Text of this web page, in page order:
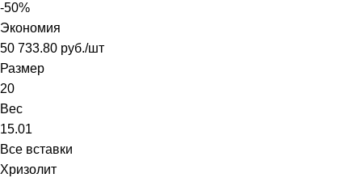
-50%
Экономия
50 733.80 руб./шт
Размер
20
Вес
15.01
Все вставки
Хризолит